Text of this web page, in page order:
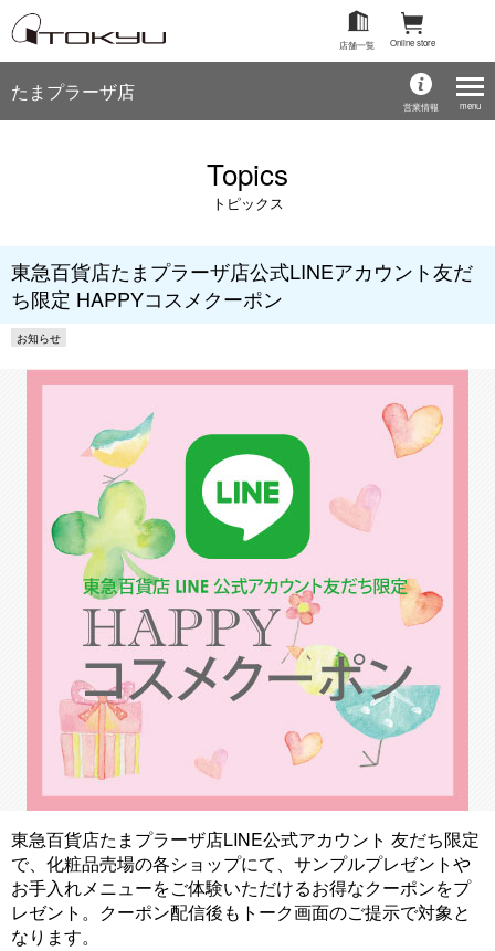
Online store
店舗一覧
たまプラーザ店
営業情報
Topics
トピックス
東急百貨店たまプラーザ店公式LINEアカウント友だ
ち限定 HAPPYコスメクーポン
お知らせ
東急百貨店たまプラーザ店LINE公式アカウント 友だち限定
で、化粧品売場の各ショップにて、サンプルプレゼントや
お手入れメニューをご体験いただけるお得なクーポンをプ
レゼント。クーポン配信後もトーク画面のご提示で対象と
なります。
menu